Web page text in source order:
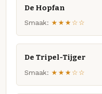
De Hopfan
Smaak: ★★★☆☆
De Tripel-Tijger
Smaak: ★★★☆☆